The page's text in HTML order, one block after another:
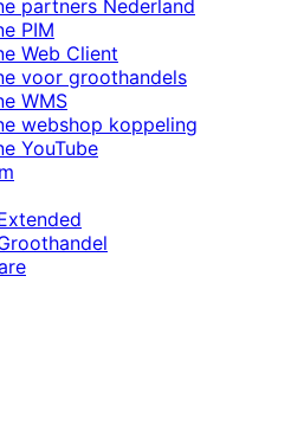
partners Nederland
PIM
Web Client
voor groothandels
WMS
webshop koppeling
YouTube